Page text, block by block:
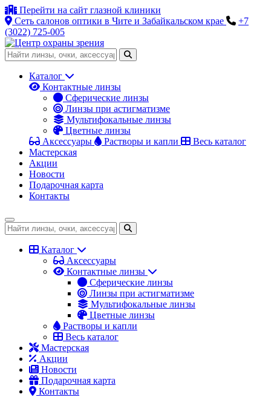
Перейти на сайт глазной клиники
Сеть салонов оптики в Чите и Забайкальском крае
+7
(3022) 725-005
Каталог
Контактные линзы
Сферические линзы
Линзы при астигматизме
Мультифокальные линзы
Цветные линзы
Аксессуары
Растворы и капли
Весь каталог
Мастерская
Акции
Новости
Подарочная карта
Контакты
Каталог
Аксессуары
Контактные линзы
Сферические линзы
Линзы при астигматизме
Мультифокальные линзы
Цветные линзы
Растворы и капли
Весь каталог
Мастерская
Акции
Новости
Подарочная карта
Контакты